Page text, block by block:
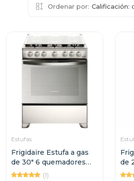
Ordenar por: Calificación:
Estufas
Frigidaire Estufa a gas
de 30" 6 quemadores
vapor brake con tapa de
(1)
de